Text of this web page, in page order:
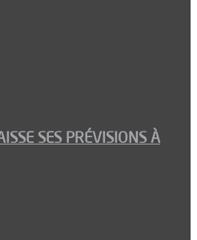
SES PRÉVISIONS À